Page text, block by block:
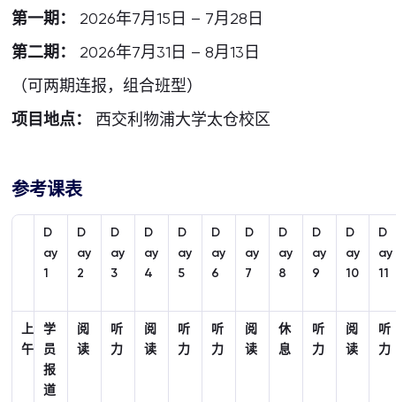
第一期： 2026年7月15日 – 7月28日
第二期：
2026年7月31日 – 8月13日
（可两期连报，组合班型）
项目地点： 西交利物浦大学太仓校区
参考课表
D
ay
1
D
ay
2
D
ay
3
D
ay
4
D
ay
5
D
ay
6
D
ay
7
D
ay
8
D
ay
9
D
ay
10
D
ay
11
上
午
学
员
报
道
阅
读
听
力
阅
读
听
力
听
力
阅
读
休
息
听
力
阅
读
听
力